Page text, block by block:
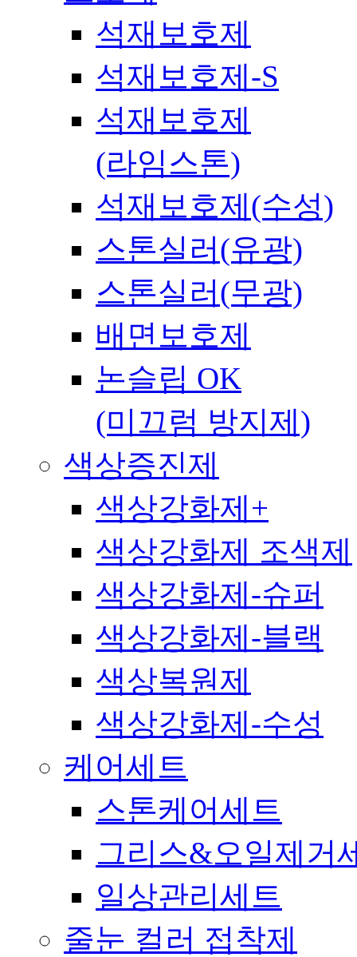
석재보호제
석재보호제-S
석재보호제
(라임스톤)
석재보호제(수성)
스톤실러(유광)
스톤실러(무광)
배면보호제
논슬립 OK
(미끄럼 방지제)
색상증진제
색상강화제+
색상강화제 조색제
색상강화제-슈퍼
색상강화제-블랙
색상복원제
색상강화제-수성
케어세트
스톤케어세트
그리스&오일제거
일상관리세트
줄눈 컬러 접착제